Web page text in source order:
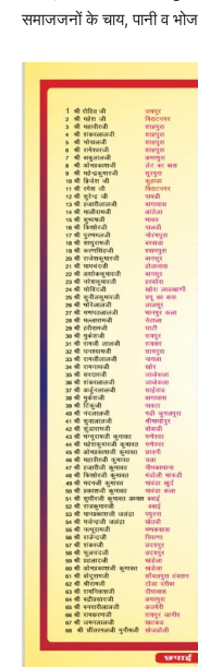
समाजजनों के चाय, पानी व